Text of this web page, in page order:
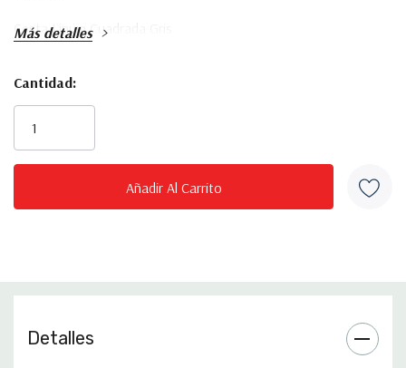
Cesta Linum Cuadrada Gris
Más detalles
actual:
Cantidad:
Detalles